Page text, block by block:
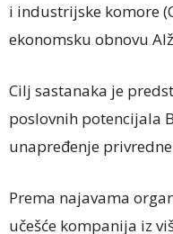
i industrijske komore
ekonomsku obnovu
Cilj sastanaka je
poslovnih potencijala
unapređenje
Prema najavama
učešće kompanija iz